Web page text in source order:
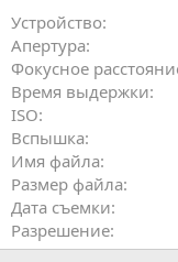
Устройство
Апертура
Фокусное
Время выдержки
ISO
Вспышка
Имя файла
Размер файла
Дата съемки
Разрешение